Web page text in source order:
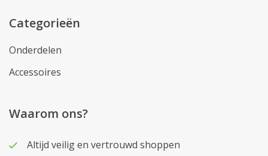
Categorieën
Onderdelen
Accessoires
Waarom ons?
Altijd veilig en vertrouwd shoppen